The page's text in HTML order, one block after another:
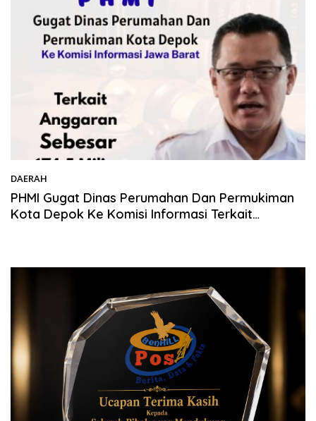
DAERAH
PHMI Gugat Dinas Perumahan Dan Permukiman
Kota Depok Ke Komisi Informasi Terkait